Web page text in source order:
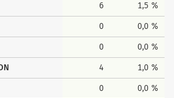
6 1,5 %
0 0,0 %
0 0,0 %
4 1,0 %
0 0,0 %